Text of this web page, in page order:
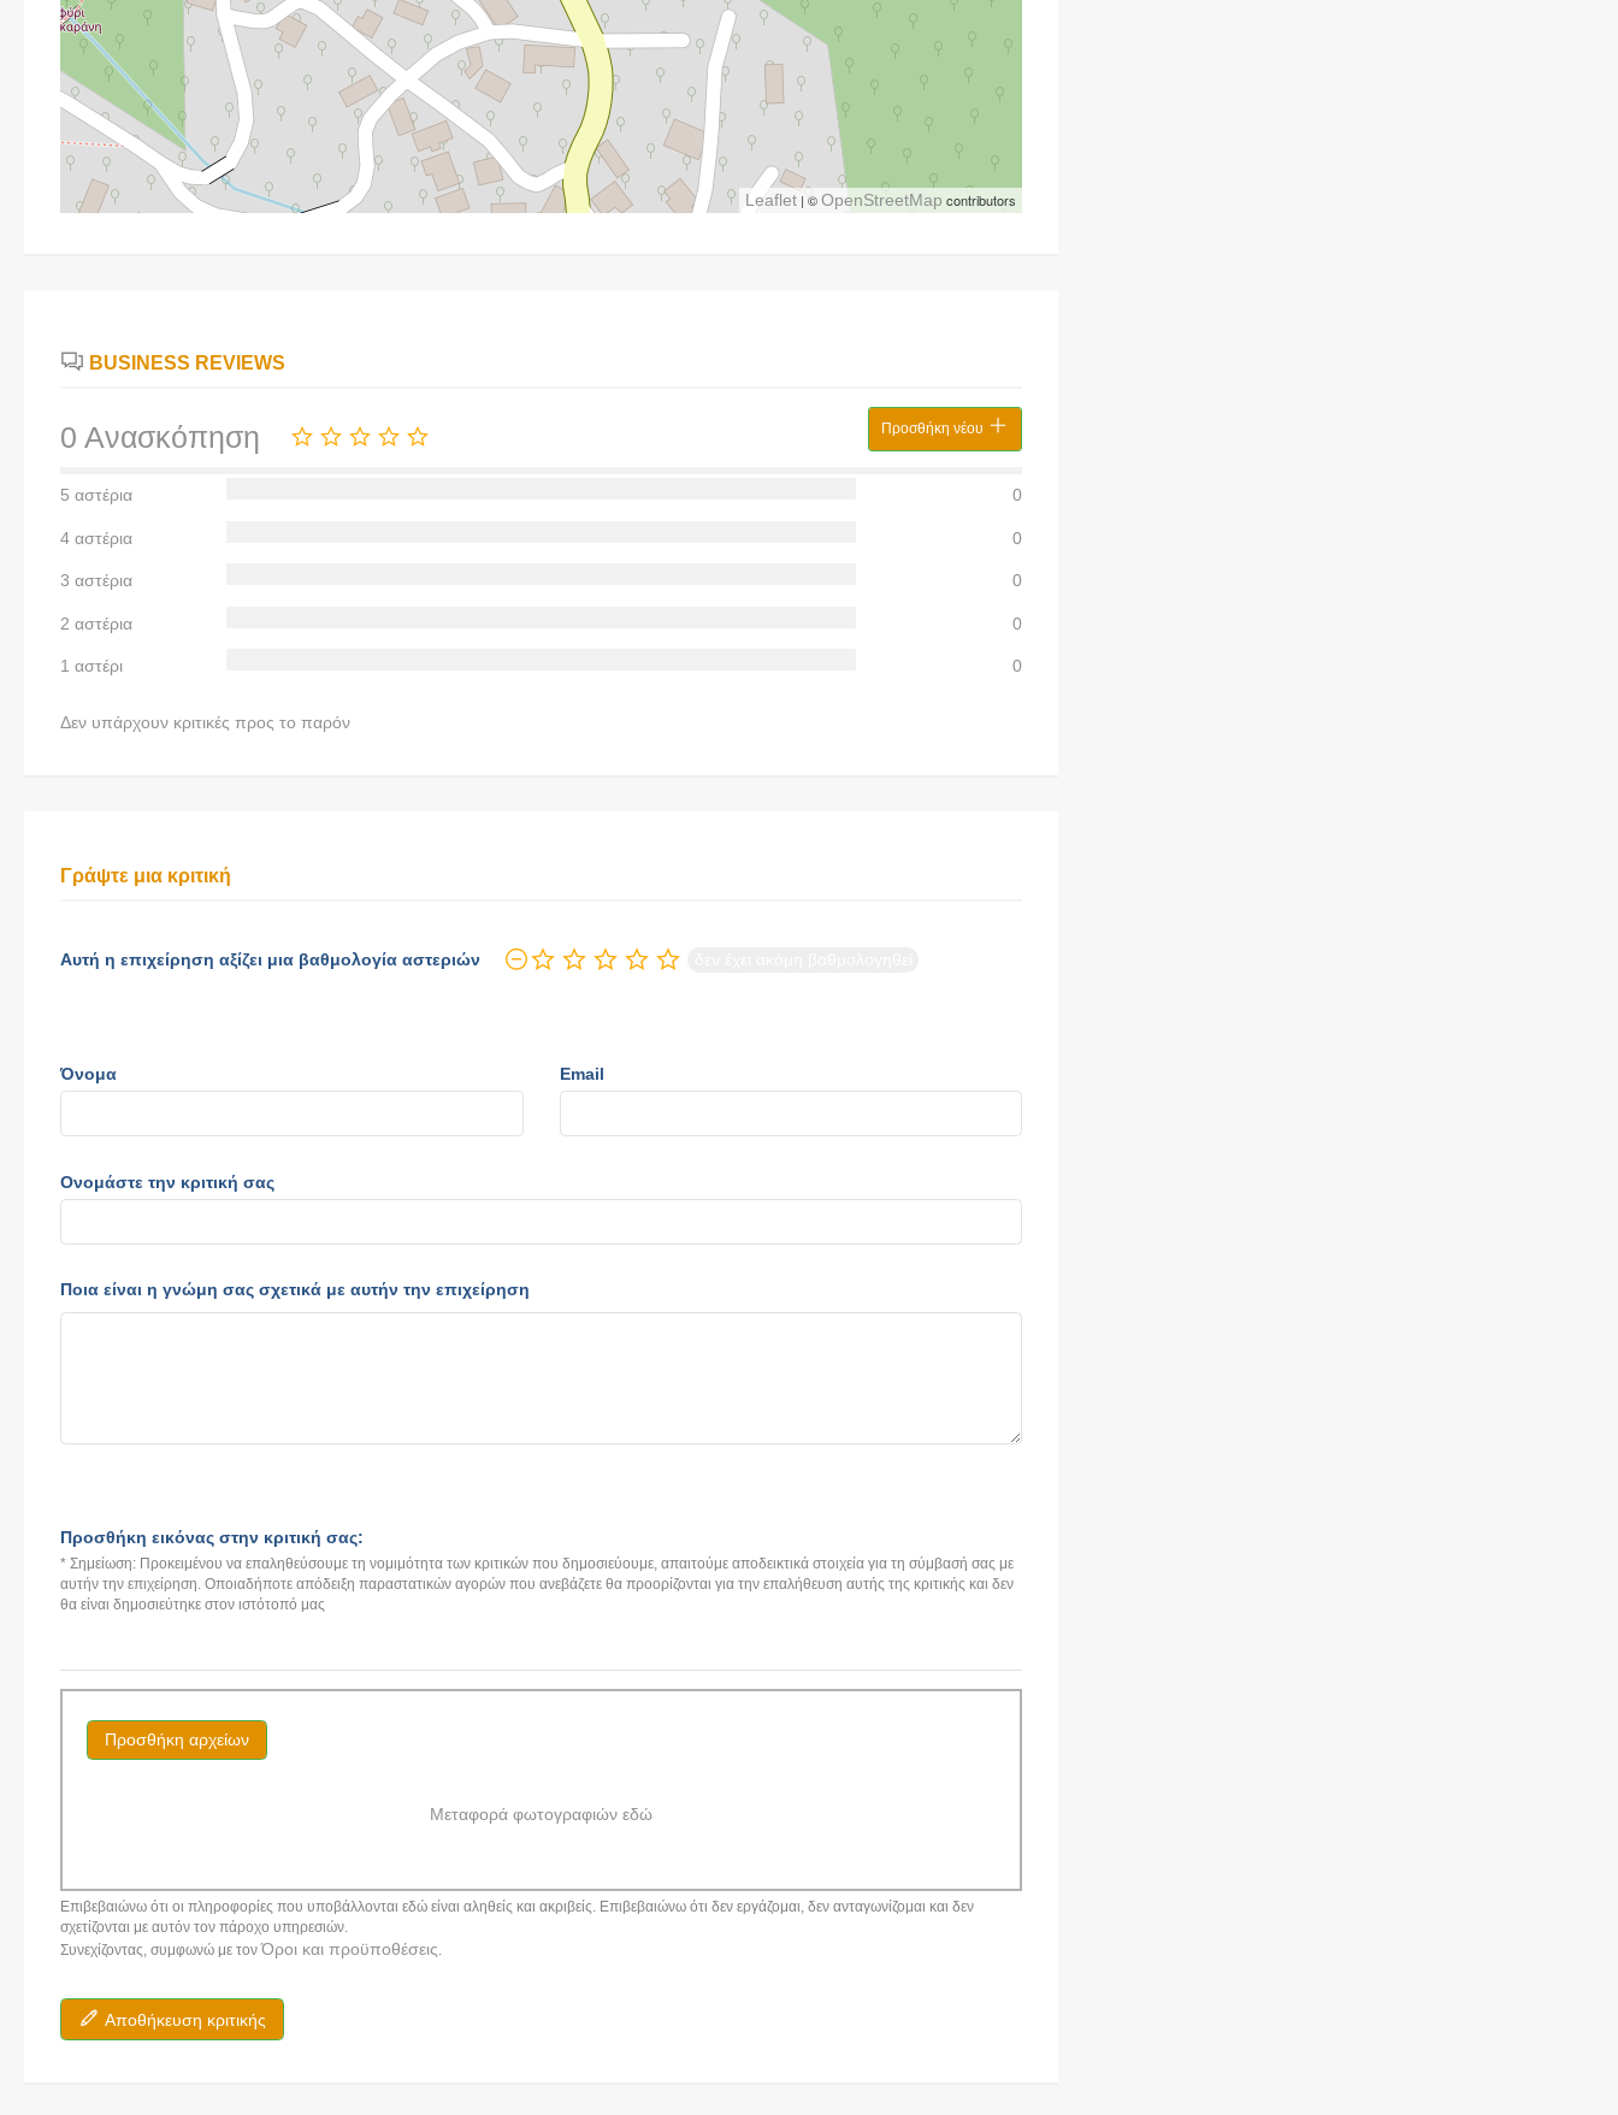
Leaflet | ©OpenStreetMap contributors
BUSINESS REVIEWS
0 Ανασκόπηση Προσθήκη νέου
5 αστέρια 0
4 αστέρια 0
3 αστέρια 0
2 αστέρια 0
1 αστέρι 0
Δεν υπάρχουν κριτικές προς το παρόν
Γράψτε μια κριτική
Αυτή η επιχείρηση αξίζει μια βαθμολογία αστεριών
Όνομα Email
Ονομάστε την κριτική σας
Ποια είναι η γνώμη σας σχετικά με αυτήν την επιχείρηση
Προσθήκη εικόνας στην κριτική σας:
* Σημείωση: Προκειμένου να επαληθεύσουμε τη νομιμότητα των κριτικών που δημοσιεύουμε, απαιτούμε αποδεικτικά στοιχεία για τη σύμβασή σας με
αυτήν την επιχείρηση. Οποιαδήποτε απόδειξη παραστατικών αγορών που ανεβάζετε θα προορίζονται για την επαλήθευση αυτής της κριτικής και δεν
θα είναι δημοσιεύτηκε στον ιστότοπό μας
Προσθήκη αρχείων
Μεταφορά φωτογραφιών εδώ
Επιβεβαιώνω ότι οι πληροφορίες που υποβάλλονται εδώ είναι αληθείς και ακριβείς. Επιβεβαιώνω ότι δεν εργάζομαι, δεν ανταγωνίζομαι και δεν
σχετίζονται με αυτόν τον πάροχο υπηρεσιών.
Συνεχίζοντας, συμφωνώ με τονΌροι και προϋποθέσεις.
Αποθήκευση κριτικής